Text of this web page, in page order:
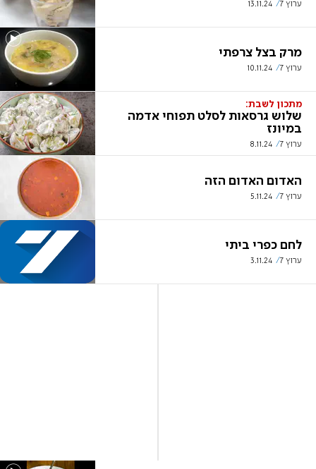
ערוץ 7 13.11.24
מרק בצל צרפתי
ערוץ 7 10.11.24
מתכון לשבת:
שלוש גרסאות לסלט תפוחי אדמה
במיונז
ערוץ 7 8.11.24
האדום האדום הזה
ערוץ 7 5.11.24
לחם כפרי ביתי
ערוץ 7 3.11.24